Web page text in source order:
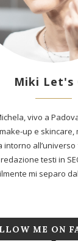
Miki Let's
vivo a
up e skincare,
intorno
testi in
mi separo
ME ON